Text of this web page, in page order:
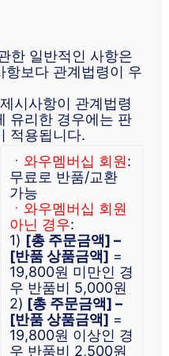
한 일반적인 사항은
항보다 관계법령이 우
시사항이 관계법령
유리한 경우에는 판
적용됩니다.
ㆍ 와우멤버십 회원:
무료로 반품/교환
가능
ㆍ와우멤버십 회원
아닌 경우:
1) [총 주문금액] –
[반품 상품금액] =
19,800원 미만인 경
우 반품비 5,000원
2) [총 주문금액] –
[반품 상품금액] =
19,800원 이상인 경
우 반품비 2,500원